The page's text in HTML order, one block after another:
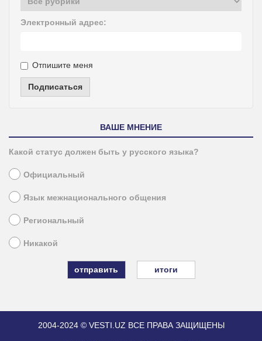
Электронный адрес:
Отпишите меня
Подписаться
ВАШЕ МНЕНИЕ
Какой статус должен быть у русского языка?
Официальный
Язык межнационального общения
Региональный
Никакой
итоги
2004-2024 © VESTI.UZ ВСЕ ПРАВА ЗАЩИЩЕНЫ